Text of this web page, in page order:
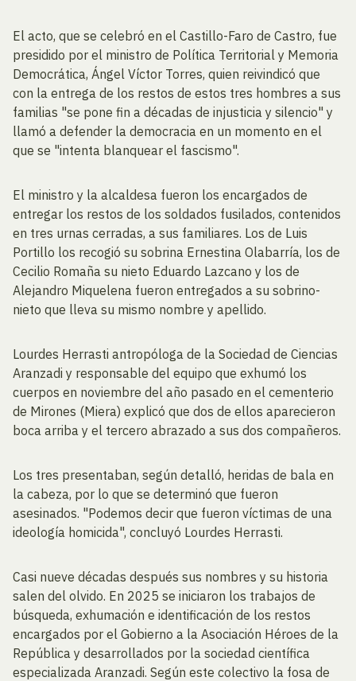
El acto, que se celebró en el Castillo-Faro de Castro, fue
presidido por el ministro de Política Territorial y Memoria
Democrática, Ángel Víctor Torres, quien reivindicó que
con la entrega de los restos de estos tres hombres a sus
familias "se pone fin a décadas de injusticia y silencio" y
llamó a defender la democracia en un momento en el
que se "intenta blanquear el fascismo".
El ministro y la alcaldesa fueron los encargados de
entregar los restos de los soldados fusilados, contenidos
en tres urnas cerradas, a sus familiares. Los de Luis
Portillo los recogió su sobrina Ernestina Olabarría, los de
Cecilio Romaña su nieto Eduardo Lazcano y los de
Alejandro Miquelena fueron entregados a su sobrino-
nieto que lleva su mismo nombre y apellido.
Lourdes Herrasti antropóloga de la Sociedad de Ciencias
Aranzadi y responsable del equipo que exhumó los
cuerpos en noviembre del año pasado en el cementerio
de Mirones (Miera) explicó que dos de ellos aparecieron
boca arriba y el tercero abrazado a sus dos compañeros.
Los tres presentaban, según detalló, heridas de bala en
la cabeza, por lo que se determinó que fueron
asesinados. "Podemos decir que fueron víctimas de una
ideología homicida", concluyó Lourdes Herrasti.
Casi nueve décadas después sus nombres y su historia
salen del olvido. En 2025 se iniciaron los trabajos de
búsqueda, exhumación e identificación de los restos
encargados por el Gobierno a la Asociación Héroes de la
República y desarrollados por la sociedad científica
especializada Aranzadi. Según este colectivo la fosa de